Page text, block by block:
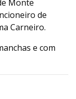
Monte
de
Carneiro.
e com